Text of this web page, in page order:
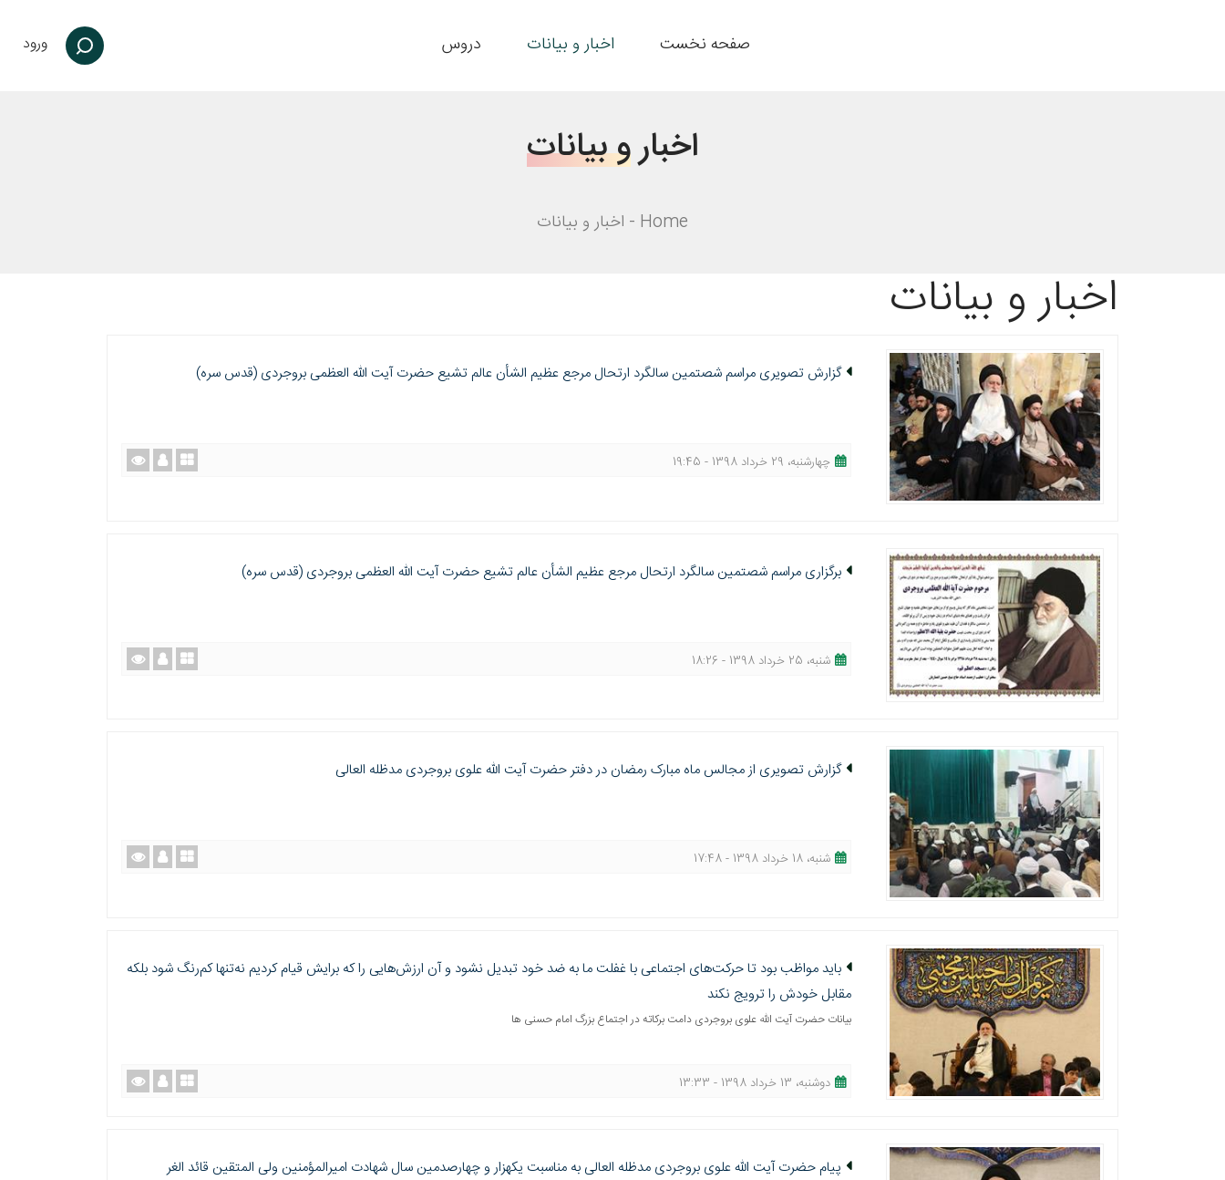
صفحه نخست اخبار و بیانات دروس ورود
اخبارو بیانات
Home اخبار و بیانات
اخبار و بیانات
گزارش تصویری مراسم شصتمین سالگرد ارتحال مرجع عظيم الشأن عالم تشيع حضرت آيت الله العظمی بروجردی (قدس سره)
چهارشنبه، 29 خرداد 1398 - 19:45
برگزاری مراسم شصتمین سالگرد ارتحال مرجع عظيم الشأن عالم تشيع حضرت آيت الله العظمی بروجردی (قدس سره)
شنبه، 25 خرداد 1398 - 18:26
گزارش تصويری از مجالس ماه مبارک رمضان در دفتر حضرت آیت الله علوی بروجردی مدظله العالی
شنبه، 18 خرداد 1398 - 17:48
باید مواظب بود تا حرکت‌های اجتماعی با غفلت ما به ضد خود تبدیل نشود و آن ارزش‌هایی را که برایش قیام کردیم نه‌تنها کم‌رنگ شود بلکه
مقابل خودش را ترویج نکند
بیانات حضرت آیت الله علوی بروجردی دامت برکاته در اجتماع بزرگ امام حسنی ها
دوشنبه، 13 خرداد 1398 - 13:33
پیام حضرت آیت الله علوی بروجردی مدظله العالی به مناسبت یکهزار و چهارصدمین سال شهادت امیرالمؤمنین ولی المتقین قائد الغر